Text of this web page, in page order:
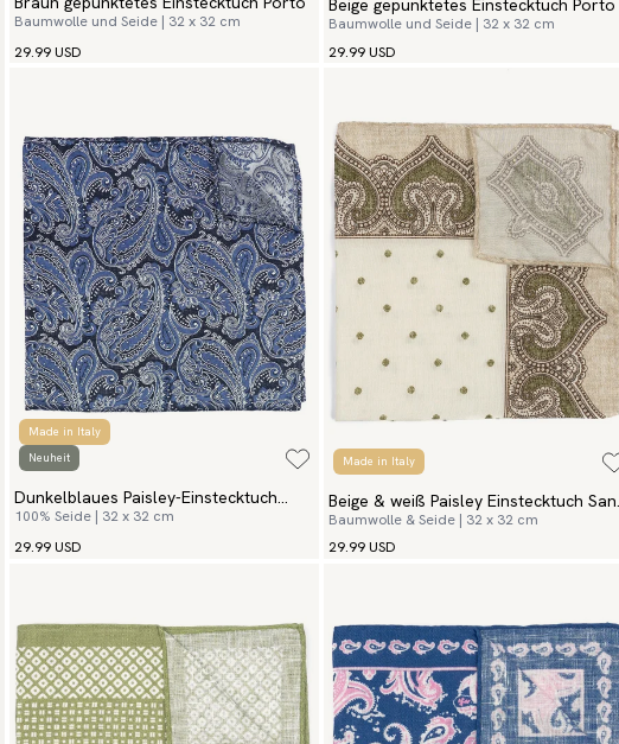
Baumwolle und Seide | 32 x 32 cm
29.99 USD
Beige gepunktetes Einstecktuch Porto
Baumwolle und Seide | 32 x 32 cm
29.99 USD
Made in Italy
Neuheit
Dunkelblaues Paisley-Einstecktuch
Civita
100% Seide | 32 x 32 cm
29.99 USD
Made in Italy
Beige & weiß Paisley Einstecktuch San
Vito
Baumwolle & Seide | 32 x 32 cm
29.99 USD